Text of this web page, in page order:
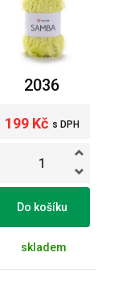
2036
199 Kč s DPH
Do košíku
skladem